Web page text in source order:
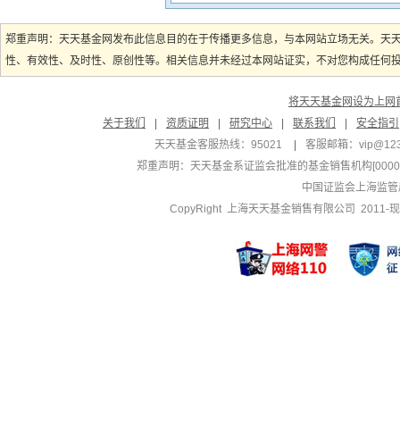
郑重声明：天天基金网发布此信息目的在于传播更多信息，与本网站立场无关。
性、有效性、及时性、原创性等。相关信息并未经过本网站证实，不对您构成任
将天天基金网设为上网
关于我们
资质证明 研究中心 联系我们
安全指引
天天基金客服热线：95021
客服邮箱：
郑重声明：天天基金系证监会批准的基金销售机构
中国证监会上海监
CopyRight 上海天天基金销售有限公司 2011-